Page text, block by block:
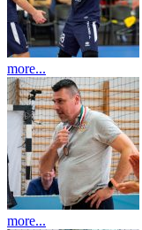
more...
more...